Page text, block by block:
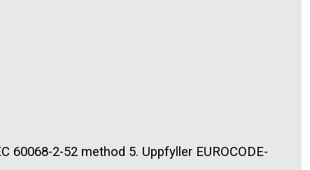
2-52 method 5. Uppfyller EUROCODE-